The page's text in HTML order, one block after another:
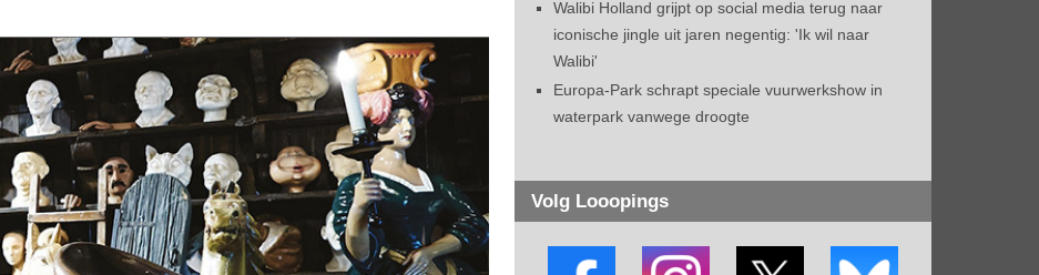
Walibi Holland grijpt op social media terug naar
iconische jingle uit jaren negentig: 'Ik wil naar
Walibi'
Europa-Park schrapt speciale vuurwerkshow in
waterpark vanwege droogte
Volg Looopings